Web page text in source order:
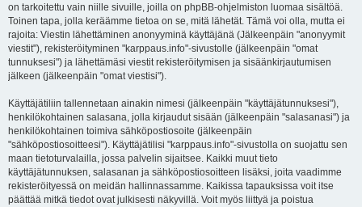
on tarkoitettu vain niille sivuille, joilla on phpBB-ohjelmiston luomaa sisältöä.
Toinen tapa, jolla keräämme tietoa on se, mitä lähetät. Tämä voi olla, mutta ei
rajoita: Viestin lähettäminen anonyyminä käyttäjänä (Jälkeenpäin "anonyymit
viestit"), rekisteröityminen "karppaus.info"-sivustolle (jälkeenpäin "omat
tunnuksesi") ja lähettämäsi viestit rekisteröitymisen ja sisäänkirjautumisen
jälkeen (jälkeenpäin "omat viestisi").
Käyttäjätiliin tallennetaan ainakin nimesi (jälkeenpäin "käyttäjätunnuksesi"),
henkilökohtainen salasana, jolla kirjaudut sisään (jälkeenpäin "salasanasi") ja
henkilökohtainen toimiva sähköpostiosoite (jälkeenpäin
"sähköpostiosoitteesi"). Käyttäjätilisi "karppaus.info"-sivustolla on suojattu sen
maan tietoturvalailla, jossa palvelin sijaitsee. Kaikki muut tieto
käyttäjätunnuksen, salasanan ja sähköpostiosoitteen lisäksi, joita vaadimme
rekisteröityessä on meidän hallinnassamme. Kaikissa tapauksissa voit itse
päättää mitkä tiedot ovat julkisesti näkyvillä. Voit myös liittyä ja poistua